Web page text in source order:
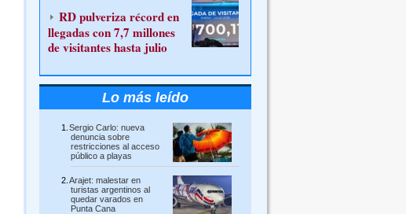
RD pulveriza récord en
llegadas con 7,7 millones
de visitantes hasta julio
Lo más leído
Sergio Carlo: nueva
denuncia sobre
restricciones al acceso
público a playas
Arajet: malestar en
turistas argentinos al
quedar varados en
Punta Cana